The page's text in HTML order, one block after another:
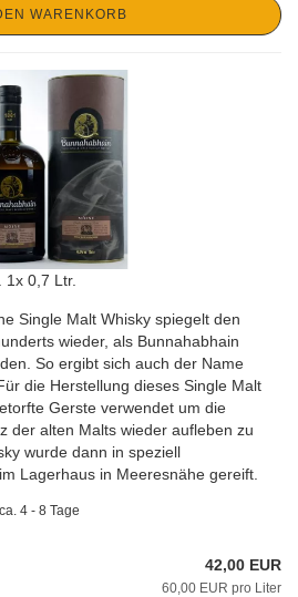
WARENKORB
0,7 Ltr.
Single Malt Whisky spiegelt den
wieder, als Bunnahabhain
So ergibt sich auch der Name
die Herstellung dieses Single Malt
Gerste verwendet um die
der alten Malts wieder aufleben zu
wurde dann in speziell
Lagerhaus in Meeresnähe gereift.
ca. 4 - 8 Tage
42,00 EUR
60,00 EUR pro Liter